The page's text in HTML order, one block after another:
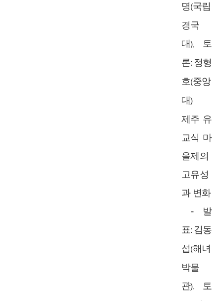
명(국립
경국
대),
토
론: 정형
호(중앙
대)
제주 유
교식 마
을제의
고유성
과 변화
- 발
표: 김동
섭(해녀
박물
관),
토